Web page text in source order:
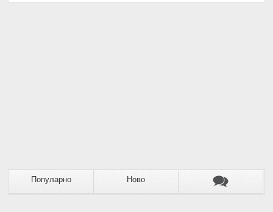
Популарно Ново